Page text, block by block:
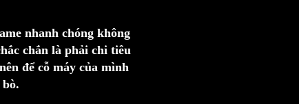
nhanh chóng không
chắn là phải chi tiêu
để cỗ máy của mình